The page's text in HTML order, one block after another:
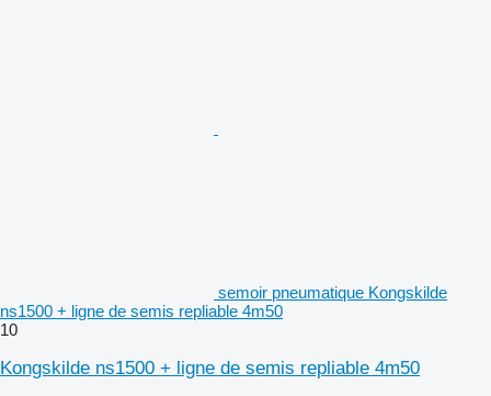
semoir pneumatique Kongskilde
ns1500 + ligne de semis repliable 4m50
10
Kongskilde ns1500 + ligne de semis repliable 4m50